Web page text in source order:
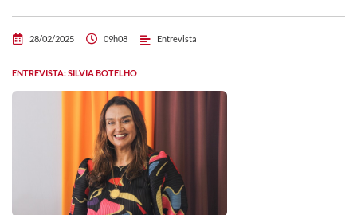
28/02/2025 09h08 Entrevista
ENTREVISTA: SILVIA BOTELHO